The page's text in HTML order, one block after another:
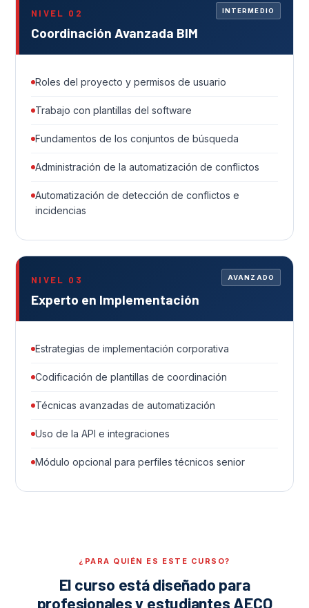
NIVEL 02
Coordinación Avanzada BIM
INTERMEDIO
Roles del proyecto y permisos de usuario
Trabajo con plantillas del software
Fundamentos de los conjuntos de búsqueda
Administración de la automatización de conflictos
Automatización de detección de conflictos e
incidencias
NIVEL 03
Experto en Implementación
AVANZADO
Estrategias de implementación corporativa
Codificación de plantillas de coordinación
Técnicas avanzadas de automatización
Uso de la API e integraciones
Módulo opcional para perfiles técnicos senior
¿PARA QUIÉN ES ESTE CURSO?
El curso está diseñado para
profesionales y estudiantes AECO